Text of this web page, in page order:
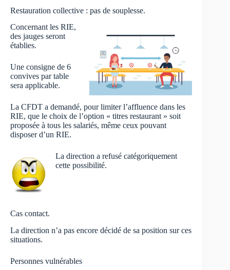
Restauration collective : pas de souplesse.
Concernant les RIE,
des jauges seront
établies.
Une consigne de 6
convives par table
sera applicable.
La CFDT a demandé, pour limiter l’affluence dans les
RIE, que le choix de l’option « titres restaurant » soit
proposée à tous les salariés, même ceux pouvant
disposer d’un RIE.
La direction a refusé catégoriquement
cette possibilité.
Cas contact.
La direction n’a pas encore décidé de sa position sur ces
situations.
Personnes vulnérables